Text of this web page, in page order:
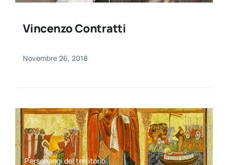
Vincenzo Contratti
Novembre 26, 2018
Personaggi del territorio